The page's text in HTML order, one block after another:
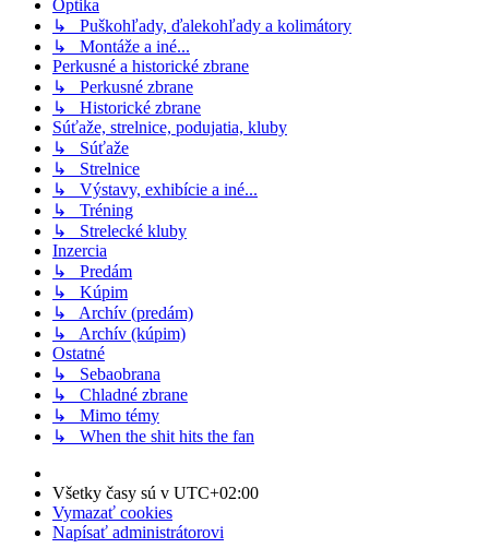
Optika
↳ Puškohľady, ďalekohľady a kolimátory
↳ Montáže a iné...
Perkusné a historické zbrane
↳ Perkusné zbrane
↳ Historické zbrane
Súťaže, strelnice, podujatia, kluby
↳ Súťaže
↳ Strelnice
↳ Výstavy, exhibície a iné...
↳ Tréning
↳ Strelecké kluby
Inzercia
↳ Predám
↳ Kúpim
↳ Archív (predám)
↳ Archív (kúpim)
Ostatné
↳ Sebaobrana
↳ Chladné zbrane
↳ Mimo témy
↳ When the shit hits the fan
Všetky časy sú v UTC+02:00
Vymazať cookies
Napísať administrátorovi